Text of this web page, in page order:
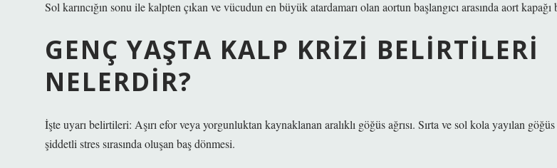
Sol karıncığın sonu ile kalpten çıkan ve vücudun en büyük atardamarı olan aortun başlangıcı arasında aort kapağı
GENÇ YAŞTA KALP KRIZI BELIRTILERI
NELERDIR?
İşte uyarı belirtileri: Aşırı efor veya yorgunluktan kaynaklanan aralıklı göğüs ağrısı. Sırta ve sol kola yayılan göğüs
şiddetli stres sırasında oluşan baş dönmesi.